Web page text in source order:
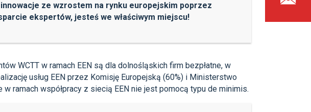
ze wzrostem na rynku europejskim poprzez
ekspertów, jesteś we właściwym miejscu!
WCTT w ramach EEN są dla dolnośląskich firm bezpłatne, w
usług EEN przez Komisję Europejską (60%) i Ministerstwo
w ramach współpracy z siecią EEN nie jest pomocą typu de minimis.